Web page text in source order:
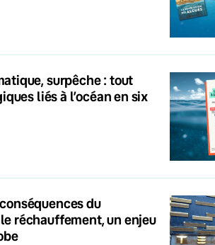
surpêche : tout
liés à l’océan en six
du
réchauffement, un enjeu